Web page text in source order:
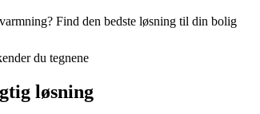
Find den bedste løsning til din bolig
du tegnene
løsning